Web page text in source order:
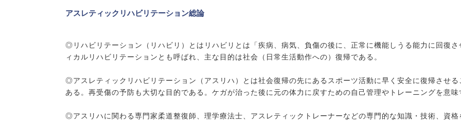
アスレティックリハビリテーション総論
◎リハビリテーション（リハビリ）とはリハビリとは「疾病、病気、負傷の後に、正常に機能しうる能力に回復
ィカルリハビリテーションとも呼ばれ、主な目的は社会（日常生活動作への）復帰である。
◎アスレティックリハビリテーション（アスリハ）とは社会復帰の先にあるスポーツ活動に早く安全に復帰させ
ある。再受傷の予防も大切な目的である。ケガが治った後に元の体力に戻すための自己管理やトレーニングを意味
◎アスリハに関わる専門家柔道整復師、理学療法士、アスレティックトレーナーなどの専門的な知識・技術、資